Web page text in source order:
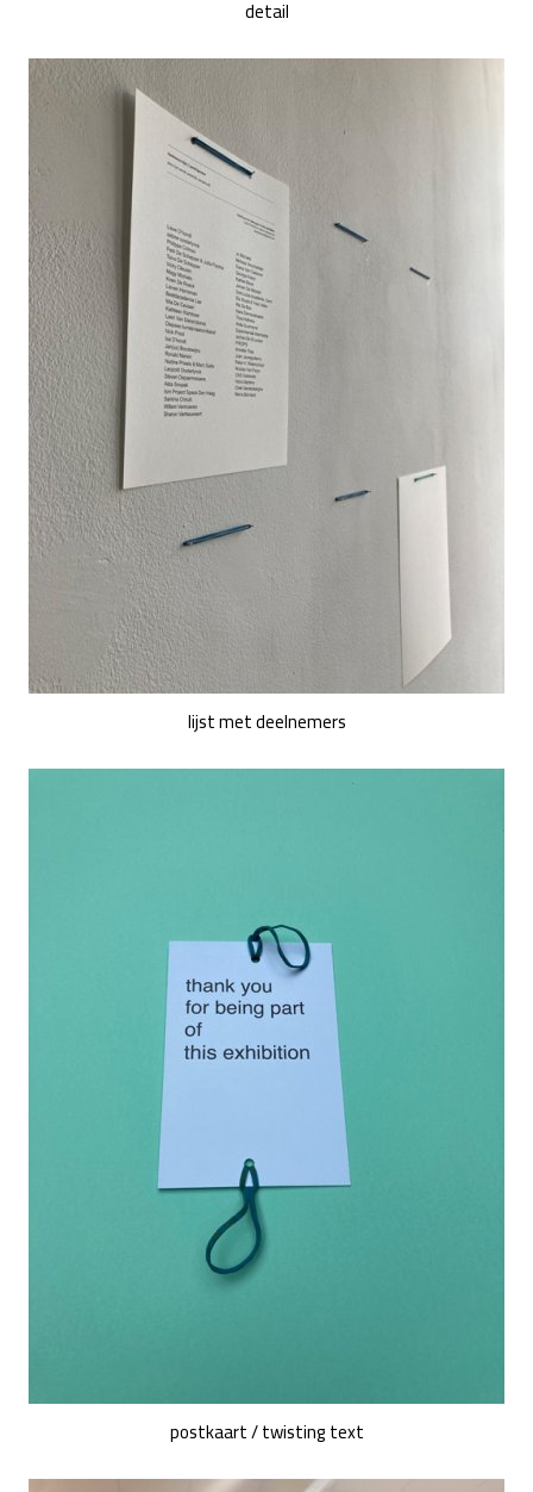
detail
lijst met deelnemers
postkaart / twisting text